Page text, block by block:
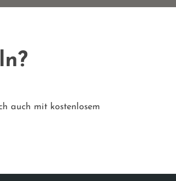
auch mit kostenlosem